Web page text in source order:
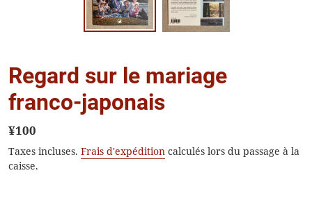
Regard sur le mariage
franco-japonais
Prix
normal
¥100
Taxes incluses. Frais d'expédition calculés lors du passage à la
caisse.